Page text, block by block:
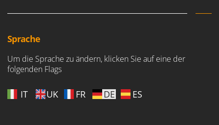
Sprache
Um die Sprache zu ändern, klicken Sie auf eine der
folgenden Flags
IT UK FR DE ES